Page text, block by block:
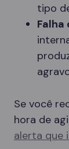
tipo
Se você
hora de
alerta que